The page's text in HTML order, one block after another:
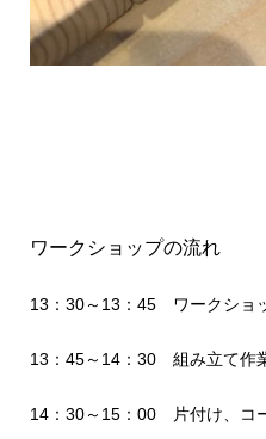
ワークショップの流れ
13：30～13：45 ワークショ
13：45～14：30 組み立て作
14：30～15：00 片付け、コ